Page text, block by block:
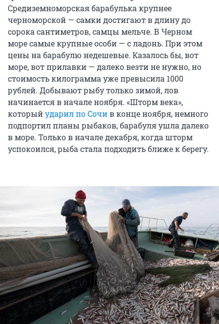
Средиземноморская барабулька крупнее
черноморской — самки достигают в длину до
сорока сантиметров, самцы мельче. В Черном
море самые крупные особи — с ладонь. При этом
цены на барабулю недешевые. Казалось бы, вот
море, вот прилавки — далеко везти не нужно, но
стоимость килограмма уже превысила 1000
рублей. Добывают рыбу только зимой, лов
начинается в начале ноября. «Шторм века»,
которыйударил по Сочив конце ноября, немного
подпортил планы рыбаков, барабуля ушла далеко
в море. Только в начале декабря, когда шторм
успокоился, рыба стала подходить ближе к берегу.